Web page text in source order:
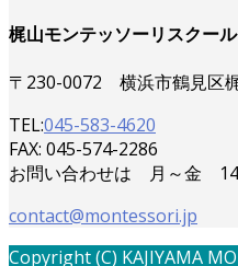
梶山モンテッソーリスクール
〒230-0072 横浜市鶴見区
TEL:045-583-4620
FAX: 045-574-2286
お問い合わせは 月～金
contact@montessori.jp
Copyright (C) KAJIYAMA